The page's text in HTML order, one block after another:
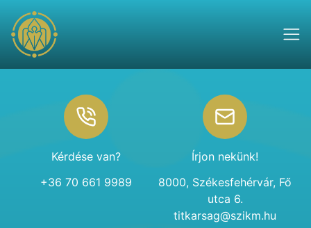
Kérdése van?
+36 70 661 9989
Írjon nekünk!
8000, Székesfehérvár, Fő
utca 6.
titkarsag@szikm.hu